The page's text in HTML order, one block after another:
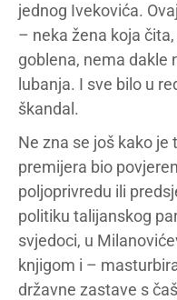
jednog Ivekovića.
– neka žena koja
goblena, nema dakle
lubanja. I sve bilo u
škandal.
Ne zna se još kako je
premijera bio
poljoprivredu ili
politiku talijanskog
svjedoci, u
knjigom i –
državne zastave s